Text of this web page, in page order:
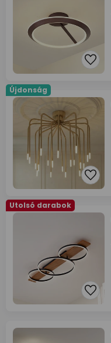
Újdonság
Utolsó darabok